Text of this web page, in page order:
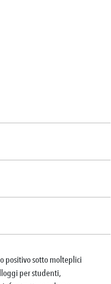
positivo sotto molteplici
per studenti,